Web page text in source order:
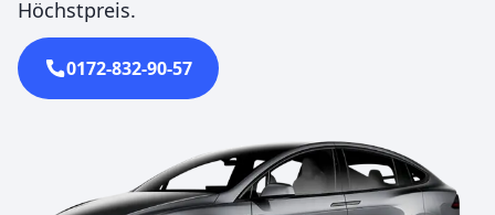
Höchstpreis.
0172-832-90-57